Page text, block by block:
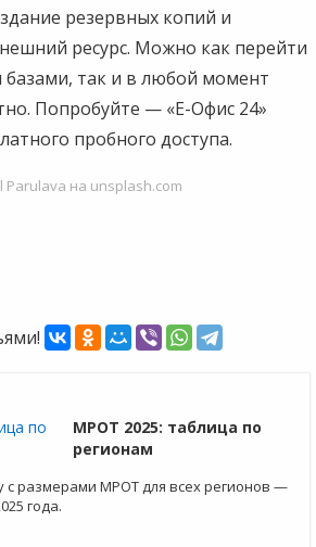
резервных копий и
ресурс. Можно как перейти
базами, так и в любой момент
Попробуйте — «Е-Офис 24»
пробного доступа.
на unsplash.com
МРОТ 2025: таблица по
регионам
с размерами МРОТ для всех регионов —
года.